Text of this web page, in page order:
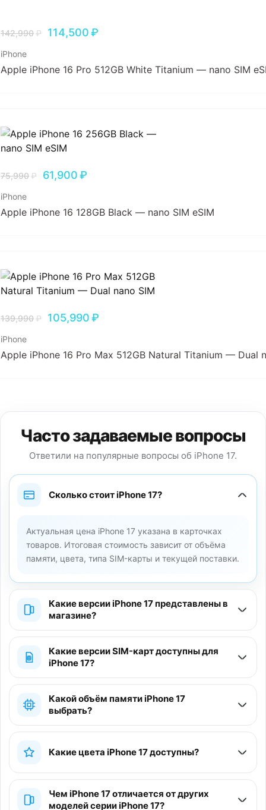
142,990₽ 114,500₽
iPhone
Apple iPhone 16 Pro 512GB White Titanium — nano SIM
75,990₽ 61,900₽
iPhone
Apple iPhone 16 128GB Black — nano SIM eSIM
139,990₽ 105,990₽
iPhone
Apple iPhone 16 Pro Max 512GB Natural Titanium — Dual
Часто задаваемые вопросы
Ответили на популярные вопросы об iPhone 17.
Сколько стоит iPhone 17?
Актуальная цена iPhone 17 указана в карточках
товаров. Итоговая стоимость зависит от объёма
памяти, цвета, типа SIM-карты и текущей поставки.
Какие версии iPhone 17 представлены в
магазине?
Какие версии SIM-карт доступны для
iPhone 17?
Какой объём памяти iPhone 17
выбрать?
Какие цвета iPhone 17 доступны?
Чем iPhone 17 отличается от других
моделей серии iPhone 17?